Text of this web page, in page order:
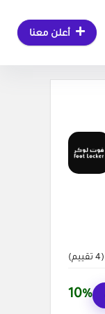
أعلن معنا
(
4 تقييم)
10%